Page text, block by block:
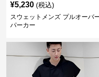
¥5,230 (税込)
スウェットメンズ プルオーバ
パーカー